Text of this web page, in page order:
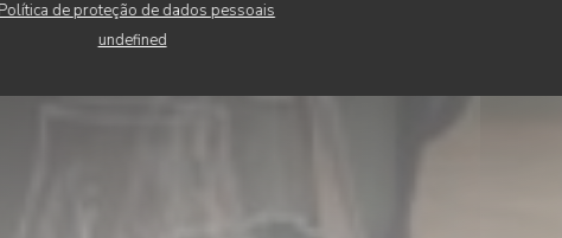
de proteção de dados pessoais
undefined